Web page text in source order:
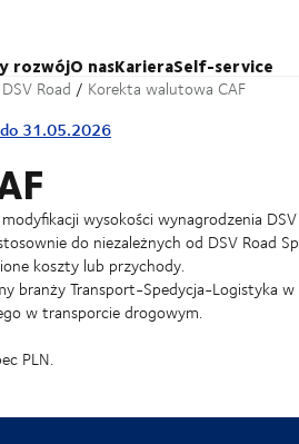
rozwójO nasKarieraSelf-service
Road
Korekta walutowa CAF
31.05.2026
wysokości wynagrodzenia
do niezależnych od DSV Road
koszty lub przychody.
branży Transport-Spedycja-Logistyka
w transporcie drogowym.
PLN.